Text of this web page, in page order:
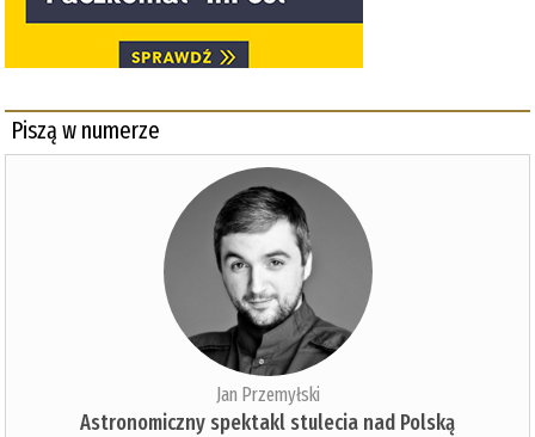
Piszą w numerze
Jan Przemyłski
Astronomiczny spektakl stulecia nad Polską